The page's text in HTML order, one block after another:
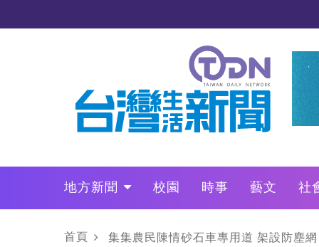
地方新聞 校園 時事 藝文
社
政治
財經 LO叩敲敲門
首頁 集集農民陳情砂石車專用道 架設防塵網